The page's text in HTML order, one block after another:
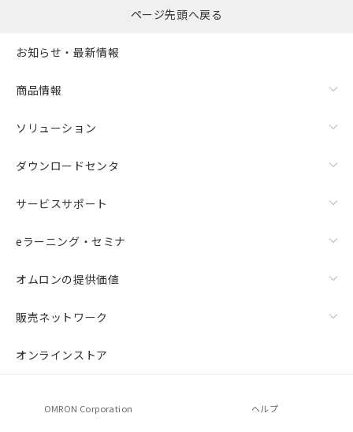
ページ先頭へ戻る
お知らせ・最新情報
商品情報
ソリューション
ダウンロードセンタ
サービスサポート
eラーニング・セミナ
オムロンの提供価値
販売ネットワーク
オンラインストア
OMRON Corporation ヘルプ